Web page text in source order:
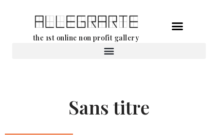
the 1st online non profit gallery
Sans titre